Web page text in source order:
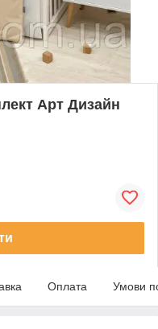
Арт Дизайн
Оплата Умови